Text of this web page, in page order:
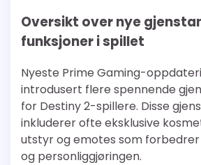
Oversikt over nye
funksjoner i spillet
Nyeste Prime Gaming-
introdusert flere spennende
for Destiny 2-spillere. Disse
inkluderer ofte eksklusive
utstyr og emotes som
og personliggjøringen.